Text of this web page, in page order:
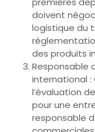
doivent
logistique du
des produits
Responsable
international
l’évaluation
pour une
responsable